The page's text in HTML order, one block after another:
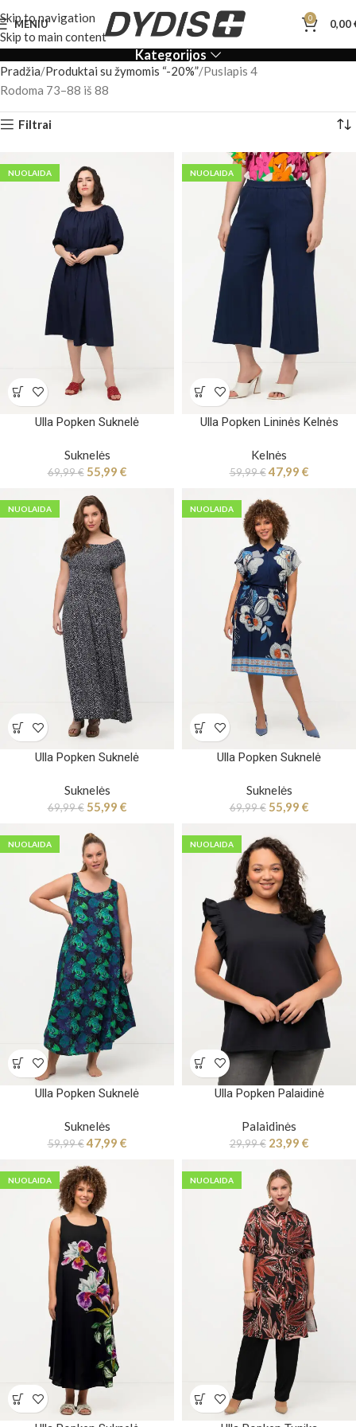
Skip to navigation
Skip to main content
MENIU 0 0,00
Kategorijos
Pradžia Produktai su žymomis “-20%” Puslapis 4
Rodoma 73–88 iš 88
Filtrai
NUOLAIDA
Ulla Popken Suknelė
Suknelės
69,99€ 55,99 €
NUOLAIDA
Ulla Popken Lininės Kelnės
Kelnės
59,99€47,99 €
NUOLAIDA
Ulla Popken Suknelė
Suknelės
69,99€ 55,99 €
NUOLAIDA
Ulla Popken Suknelė
Suknelės
69,99€ 55,99 €
NUOLAIDA
Ulla Popken Suknelė
Suknelės
59,99€47,99 €
NUOLAIDA
Ulla Popken Palaidinė
Palaidinės
29,99€ 23,99 €
NUOLAIDA NUOLAIDA